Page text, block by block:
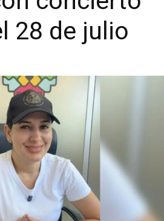
28 de julio